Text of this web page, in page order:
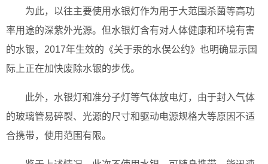
为此，以往主要使用水银灯作为用于大范围杀菌等高功
率用途的深紫外光源。但水银灯含有对人体健康和环境有害
的水银，2017年生效的《关于汞的水俣公约》也明确显示国
际上正在加快废除水银的步伐。
此外，水银灯和准分子灯等气体放电灯，由于封入气体
的玻璃管易碎裂、光源的尺寸和驱动电源规格大等原因不适
合携带，使用范围有限。